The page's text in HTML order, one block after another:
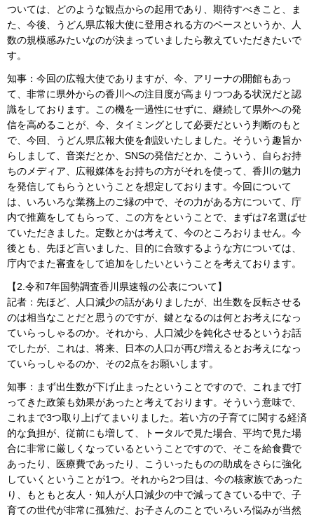
ついては、どのような観点からの起用であり、期待すべきこと、ま
た、今後、うどん県広報大使に登用される方のペースというか、人
数の規模感みたいなのが決まっていましたら教えていただきたいで
す。
知事：今回の広報大使でありますが、今、アリーナの開館もあっ
て、非常に県外からの香川への注目度が高まりつつある状況だと認
識をしております。この機を一過性にせずに、継続して県外への発
信を高めることが、今、タイミングとして必要だという判断のもと
で、今回、うどん県広報大使を創設いたしました。そういう趣旨か
らしまして、音楽だとか、SNSの発信だとか、こういう、自らお持
ちのメディア、広報媒体をお持ちの方がそれを使って、香川の魅力
を発信してもらうということを想定しております。今回について
は、いろいろな業務上のご縁の中で、その力がある方について、庁
内で推薦をしてもらって、この方をということで、まずは7名選ばせ
ていただきました。定数とかは考えて、今のところおりません。今
後とも、先ほど言いました、目的に合致するような方については、
庁内でまた審査をして追加をしたいということを考えております。
【2.令和7年国勢調査香川県速報の公表について】
記者：先ほど、人口減少の話がありましたが、出生数を反転させる
のは相当なことだと思うのですが、鍵となるのは何とお考えになっ
ていらっしゃるのか。それから、人口減少を鈍化させるというお話
でしたが、これは、将来、日本の人口が再び増えるとお考えになっ
ていらっしゃるのか、その2点をお願いします。
知事：まず出生数が下げ止まったということですので、これまで打
ってきた政策も効果があったと考えております。そういう意味で、
これまで3つ取り上げてまいりました。若い方の子育てに関する経済
的な負担が、従前にも増して、トータルで見た場合、平均で見た場
合に非常に厳しくなっているということですので、そこを給食費で
あったり、医療費であったり、こういったものの助成をさらに強化
していくということが1つ。それから2つ目は、今の核家族であった
り、もともと友人・知人が人口減少の中で減ってきている中で、子
育ての世代が非常に孤独だ、お子さんのことでいろいろ悩みが当然